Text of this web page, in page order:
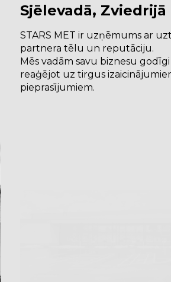
Sjēlevadā, Zviedrijā
STARS MET ir uzņēmums ar
partnera tēlu un reputāciju.
Mēs vadām savu biznesu
reaģējot uz tirgus
pieprasījumiem.